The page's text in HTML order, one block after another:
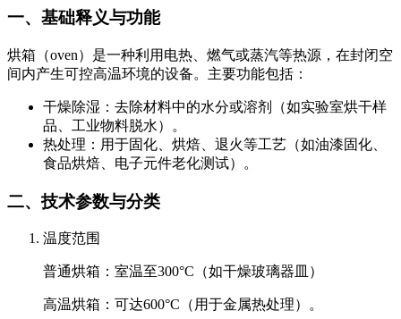
一、基础释义与功能
烘箱（oven）是一种利用电热、燃气或蒸汽等热源，在封闭空
间内产生可控高温环境的设备。主要功能包括：
干燥除湿：去除材料中的水分或溶剂（如实验室烘干样
品、工业物料脱水）。
热处理：用于固化、烘焙、退火等工艺（如油漆固化、
食品烘焙、电子元件老化测试）。
二、技术参数与分类
温度范围
普通烘箱：室温至300°C（如干燥玻璃器皿）
高温烘箱：可达600°C（用于金属热处理）。